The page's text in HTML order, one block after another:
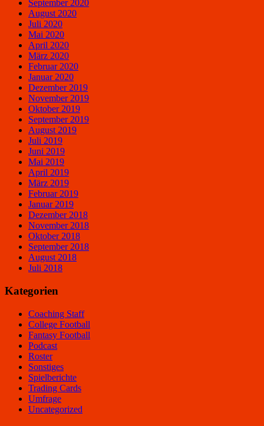
September 2020
August 2020
Juli 2020
Mai 2020
April 2020
März 2020
Februar 2020
Januar 2020
Dezember 2019
November 2019
Oktober 2019
September 2019
August 2019
Juli 2019
Juni 2019
Mai 2019
April 2019
März 2019
Februar 2019
Januar 2019
Dezember 2018
November 2018
Oktober 2018
September 2018
August 2018
Juli 2018
Kategorien
Coaching Staff
College Football
Fantasy Football
Podcast
Roster
Sonstiges
Spielberichte
Trading Cards
Umfrage
Uncategorized